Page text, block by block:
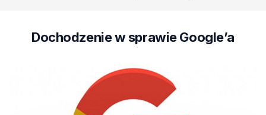
Dochodzenie w sprawie Google’a